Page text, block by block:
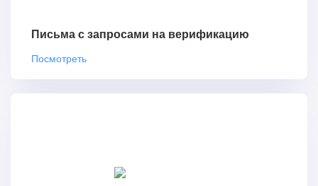
Письма с запросами на верификацию
Посмотреть